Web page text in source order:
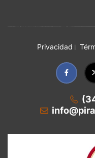
Privacidad